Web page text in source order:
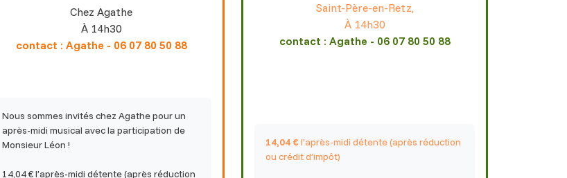
Chez Agathe
À 14h30
contact : Agathe - 06 07 80 50 88
Nous sommes invités chez Agathe pour un
après-midi musical avec la participation de
Monsieur Léon !
14,04 € l’après-midi détente (après réduction
Saint-Père-en-Retz,
À 14h30
contact : Agathe - 06 07 80 50 88
14,04 €l’après-midi détente (après réduction
ou crédit d’impôt)